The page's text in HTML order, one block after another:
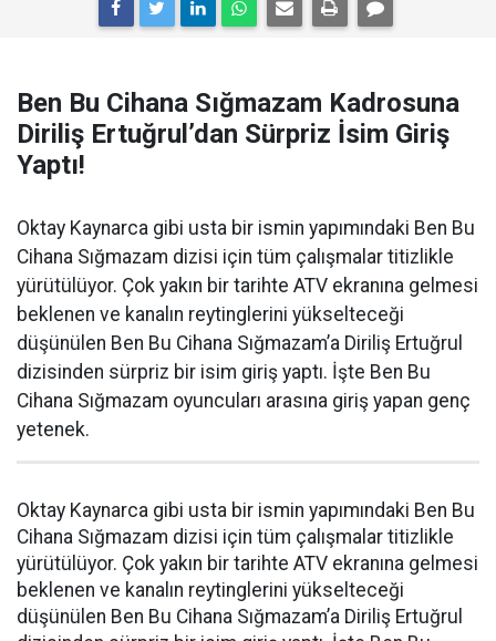
Ben Bu Cihana Sığmazam Kadrosuna
Diriliş Ertuğrul’dan Sürpriz İsim Giriş
Yaptı!
Oktay Kaynarca gibi usta bir ismin yapımındaki Ben Bu
Cihana Sığmazam dizisi için tüm çalışmalar titizlikle
yürütülüyor. Çok yakın bir tarihte ATV ekranına gelmesi
beklenen ve kanalın reytinglerini yükselteceği
düşünülen Ben Bu Cihana Sığmazam’a Diriliş Ertuğrul
dizisinden sürpriz bir isim giriş yaptı. İşte Ben Bu
Cihana Sığmazam oyuncuları arasına giriş yapan genç
yetenek.
Oktay Kaynarca gibi usta bir ismin yapımındaki Ben Bu
Cihana Sığmazam dizisi için tüm çalışmalar titizlikle
yürütülüyor. Çok yakın bir tarihte ATV ekranına gelmesi
beklenen ve kanalın reytinglerini yükselteceği
düşünülen Ben Bu Cihana Sığmazam’a Diriliş Ertuğrul